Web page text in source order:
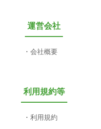
運営会社
会社概要
利用規約等
利用規約